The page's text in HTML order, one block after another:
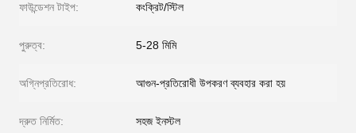
ফাউন্ডেশন টাইপ: কংক্রিট/স্টিল
পুরুত্ব: 5-28 মিমি
অগ্নিপ্রতিরোধ: আগুন-প্রতিরোধী উপকরণ ব্যবহার করা হয়
দ্রুত নির্মিত: সহজ ইনস্টল